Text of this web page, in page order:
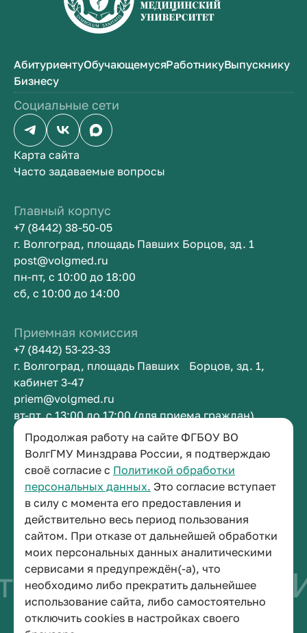
Продолжая работу на сайте ФГБОУ ВО
ВолгГМУ Минздрава России, я подтверждаю
своё согласие с Политикой обработки
персональных данных. Это согласие вступает
в силу с момента его предоставления и
действительно весь период пользования
сайтом. При отказе от дальнейшей обработки
моих персональных данных аналитическими
сервисами я предупреждён(-а), что
необходимо либо прекратить дальнейшее
использование сайта, либо самостоятельно
отключить cookies в настройках своего
АбитуриентуОбучающемусяРаботникуВыпускнику
Бизнесу
Социальные сети
Карта сайта
Часто задаваемые вопросы
Главный корпус
+7 (8442) 38-50-05
г. Волгоград, площадь Павших Борцов, зд. 1
post@volgmed.ru
пн-пт, с 10:00 до 18:00
сб, с 10:00 до 14:00
Приемная комиссия
+7 (8442) 53-23-33
г. Волгоград, площадь Павших Борцов, зд. 1,
кабинет 3-47
priem@volgmed.ru
вт-пт, с 13:00 до 17:00 (для приема граждан)
Приемная ректора
+7 (8442) 38-50-05
г. Волгоград, площадь Павших Борцов, зд. 1,
кабинет 3-11
post@volgmed.ru
пн-пт, с 08.30 до 17.00 (перерыв с 12.30 до 13.00)
быть врачом
© 2026 Волгоградский государственный медицинский университет